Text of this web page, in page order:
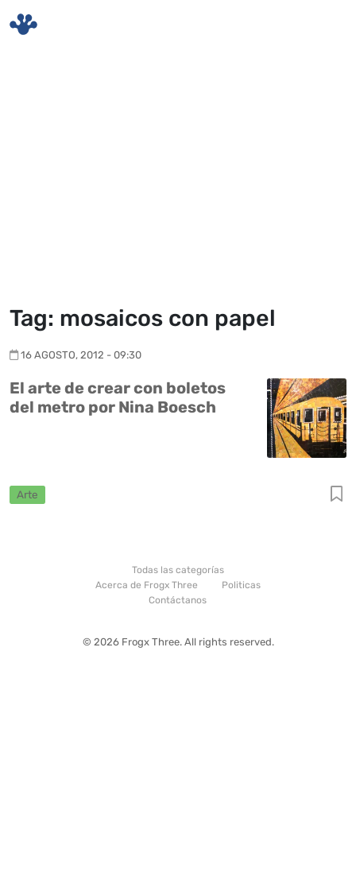
Tag: mosaicos con papel
16 AGOSTO, 2012 - 09:30
El arte de crear con boletos
del metro por Nina Boesch
Arte
Todas las categorías
Acerca de Frogx Three
Politicas
Contáctanos
© 2026 Frogx Three. All rights reserved.